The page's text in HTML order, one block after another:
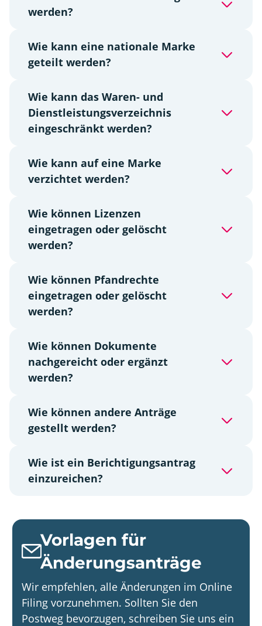
werden?
Wie kann eine nationale Marke
geteilt werden?
Wie kann das Waren- und
Dienstleistungsverzeichnis
eingeschränkt werden?
Wie kann auf eine Marke
verzichtet werden?
Wie können Lizenzen
eingetragen oder gelöscht
werden?
Wie können Pfandrechte
eingetragen oder gelöscht
werden?
Wie können Dokumente
nachgereicht oder ergänzt
werden?
Wie können andere Anträge
gestellt werden?
Wie ist ein Berichtigungsantrag
einzureichen?
Vorlagen für
Änderungsanträge
Wir empfehlen, alle Änderungen im Online
Filing vorzunehmen. Sollten Sie den
Postweg bevorzugen, schreiben Sie uns ein